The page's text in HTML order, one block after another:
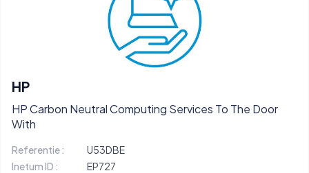
HP
HP Carbon Neutral Computing Services To The Door
With
Referentie :
U53DBE
Inetum ID :
EP727